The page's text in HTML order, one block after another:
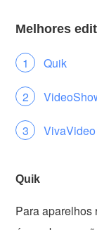
Melhores
Quik
VivaVideo
Quik
Para aparelhos